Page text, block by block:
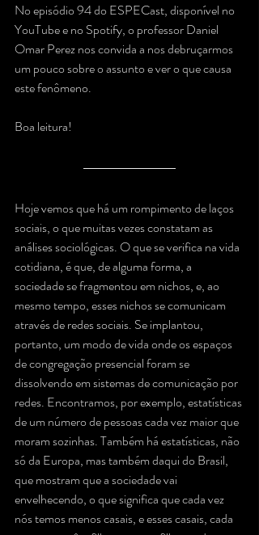
No episódio 94 do ESPECast, disponível no
YouTube e no Spotify, o professor Daniel
Omar Perez nos convida a nos debruçarmos
um pouco sobre o assunto e ver o que causa
este fenômeno.
Boa leitura!
Hoje vemos que há um rompimento de laços
sociais, o que muitas vezes constatam as
análises sociológicas. O que se verifica na vida
cotidiana, é que, de alguma forma, a
sociedade se fragmentou em nichos, e, ao
mesmo tempo, esses nichos se comunicam
através de redes sociais. Se implantou,
portanto, um modo de vida onde os espaços
de congregação presencial foram se
dissolvendo em sistemas de comunicação por
redes. Encontramos, por exemplo, estatísticas
de um número de pessoas cada vez maior que
moram sozinhas. Também há estatísticas, não
só da Europa, mas também daqui do Brasil,
que mostram que a sociedade vai
envelhecendo, o que significa que cada vez
nós temos menos casais, e esses casais, cada